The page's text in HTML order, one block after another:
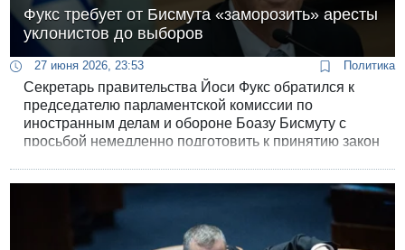
Фукс требует от Бисмута «заморозить» аресты
уклонистов до выборов
27 июня 2026, 23:53 Политика
Секретарь правительства Йоси Фукс обратился к
председателю парламентской комиссии по
иностранным делам и обороне Боазу Бисмуту с
просьбой немедленно подготовить к принятию закон